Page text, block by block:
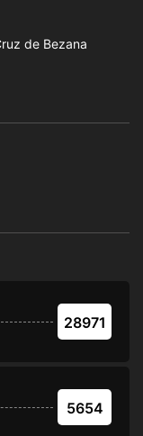
de Bezana
28971
5654